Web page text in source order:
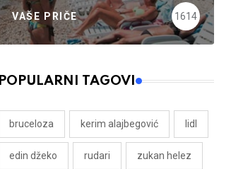
VAŠE PRIČE 1614
POPULARNI TAGOVI
bruceloza kerim alajbegović lidl
edin džeko rudari zukan helez